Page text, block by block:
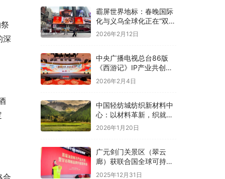
深
霸屏世界地标：春晚国际
化与义乌全球化正在“双向
奔赴”！
2026年2月12日
中央广播电视总台86版
《西游记》IP产业共创大
会在京举办
2026年2月4日
中国轻纺城纺织新材料中
心：以材料革新，织就全
球纺织未来新图景
2026年1月20日
广元剑门关景区（翠云
廊）获联合国全球可持续
“地球家园”范例奖
2025年12月31日